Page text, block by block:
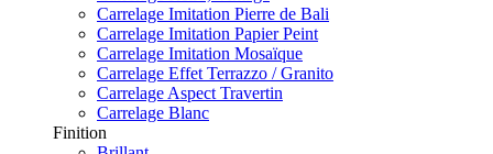
Carrelage Imitation Pierre de Bali
Carrelage Imitation Papier Peint
Carrelage Imitation Mosaïque
Carrelage Effet Terrazzo / Granito
Carrelage Aspect Travertin
Carrelage Blanc
Finition